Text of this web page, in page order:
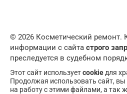
© 2026 Косметический ремонт.
информации с сайта строго
преследуется в судебном
Этот сайт используетcookieдля
Продолжая использовать сайт, вы
на работу с этими файлами, а так